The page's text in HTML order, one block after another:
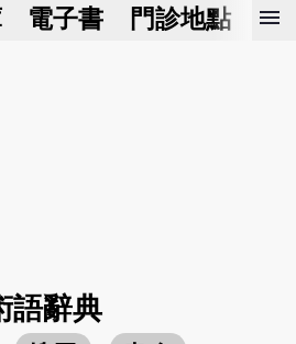
電子書 門診地點 預
menu
語辭典